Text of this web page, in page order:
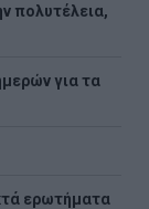
πολυτέλεια,
για τα
ερωτήματα